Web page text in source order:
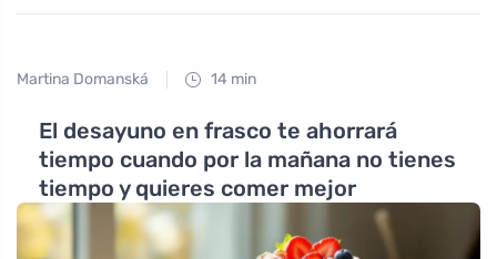
Martina Domanská 14 min
El desayuno en frasco te ahorrará
tiempo cuando por la mañana no tienes
tiempo y quieres comer mejor